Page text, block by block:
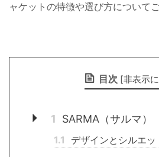
ャケットの特徴や選び方について
目次 [非表示
1 SARMA（サルマ）
1.1
デザインとシルエッ